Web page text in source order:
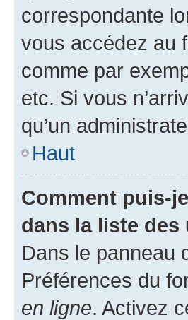
correspondante
vous accédez au
comme par
etc. Si vous
qu’un
Haut
Comment puis-
dans la liste
Dans le panneau
Préférences du
en ligne. Activez